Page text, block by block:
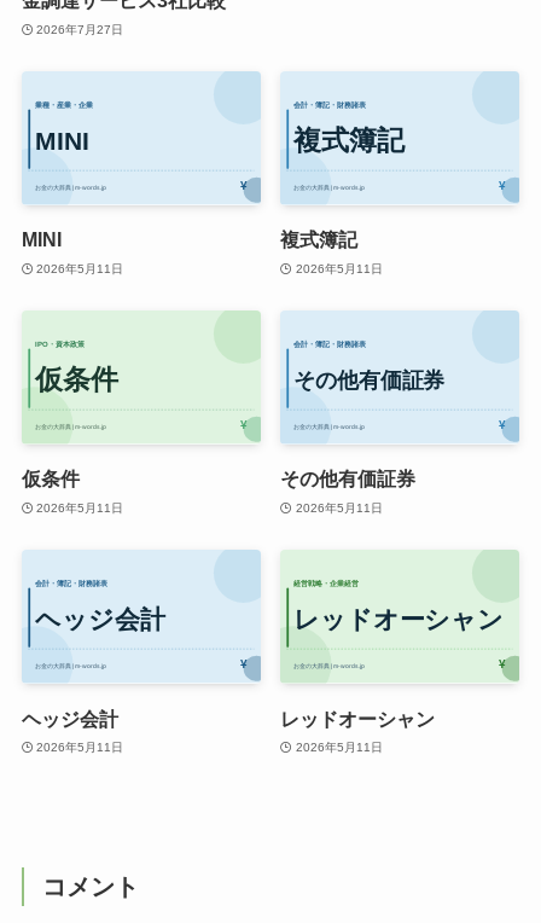
2026年7月27日
MINI
2026年5月11日
複式簿記
2026年5月11日
仮条件
2026年5月11日
その他有価証券
2026年5月11日
ヘッジ会計
2026年5月11日
レッドオーシャン
2026年5月11日
コメント